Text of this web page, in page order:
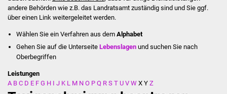
Jugendbeirat
Summerrockfestival
Stadtverwaltung
andere Behörden wie z.B. das Landratsamt zuständig sind und Sie ggf.
über einen Link weitergeleitet werden.
Wählen Sie ein Verfahren aus dem Alphabet
Gehen Sie auf die UnterseiteLebenslagen und suchen Sie nach
Oberbegriffen
Leistungen
A B C D E F G H I J K L M N O P Q R S T U V W X Y Z